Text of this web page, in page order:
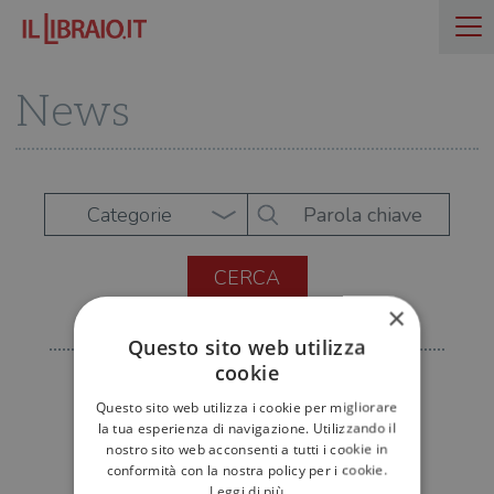
News
Categorie
×
Questo sito web utilizza
cookie
Questo sito web utilizza i cookie per migliorare
la tua esperienza di navigazione. Utilizzando il
nostro sito web acconsenti a tutti i cookie in
conformità con la nostra policy per i cookie.